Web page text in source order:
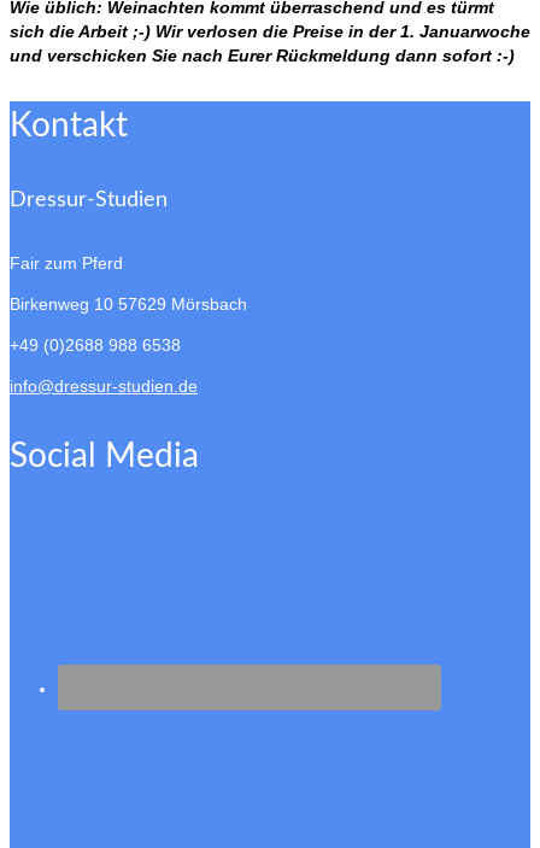
Wie üblich: Weinachten kommt überraschend und es türmt
sich die Arbeit ;-) Wir verlosen die Preise in der 1. Januarwoche
und verschicken Sie nach Eurer Rückmeldung dann sofort :-)
Kontakt
Dressur-Studien
Fair zum Pferd
Birkenweg 10 57629 Mörsbach
+49 (0)2688 988 6538
info@dressur-studien.de
Social Media